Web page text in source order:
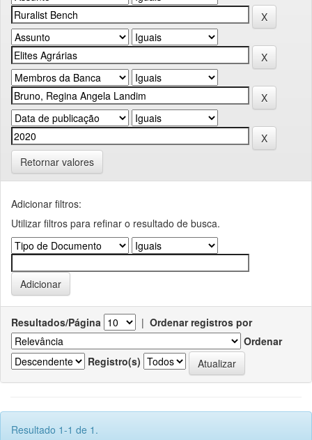
Retornar valores
Adicionar filtros:
Utilizar filtros para refinar o resultado de busca.
Resultados/Página | Ordenar registros por
Ordenar
Registro(s)
Resultado 1-1 de 1.